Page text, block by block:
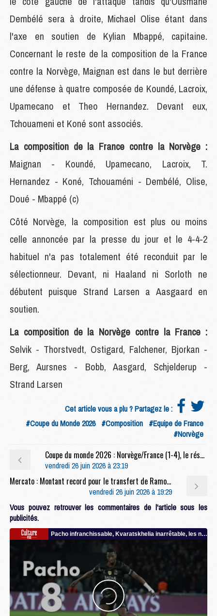
Dembélé sera à droite, Michael Olise étant dans
l'axe en soutien de Kylian Mbappé, capitaine.
Concernant le reste de la composition de la France
contre la Norvège, Maignan est dans le but derrière
une défense à quatre composée de Koundé, Lacroix,
Upamecano et Theo Hernandez. Devant eux,
Tchouameni et Koné sont associés.
La composition de la France contre la Norvège :
Maignan - Koundé, Upamecano, Lacroix, T.
Hernandez - Koné, Tchouaméni - Dembélé, Olise,
Doué - Mbappé (c)
Côté Norvège, la composition est plus ou moins
celle annoncée par la presse du jour et le 4-4-2
habituel n'a pas totalement été reconduit par le
sélectionneur. Devant, ni Haaland ni Sorloth ne
débutent puisque Strand Larsen a Aasgaard en
soutien.
La composition de la Norvège contre la France :
Selvik - Thorstvedt, Ostigard, Falchener, Bjorkan -
Berg, Aursnes - Bobb, Aasgard, Schjelderup -
Strand Larsen
Cet article vous a plu ? Partagez le :
#Coupe du Monde 2026 #Composition #Equipe de France
#Norvège
Coupe du monde 2026 : Norvège/France (1-4), le résumé et les buts en video
vendredi 26 juin 2026 à 23:19
Mercato : Montant record pour le transfert de Ramos à l'AC Milan
vendredi 26 juin 2026 à 19:29
Vous pouvez retrouver les commentaires de l'article sous les
publicités.